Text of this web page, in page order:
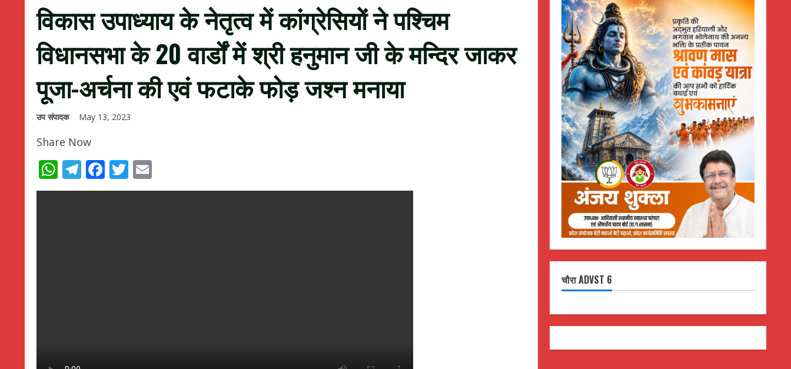
विकास उपाध्याय के नेतृत्व में कांग्रेसियों ने पश्चिम
विधानसभा के 20 वार्डों में श्री हनुमान जी के मन्दिर जाकर
पूजा-अर्चना की एवं फटाके फोड़ जश्न मनाया
उप संपादक May 13, 2023
Share Now
WhatsApp
Telegram
Facebook
Twitter
चौरा ADVST 6